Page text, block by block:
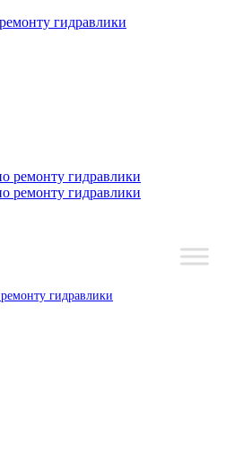
гидравлики
гидравлики